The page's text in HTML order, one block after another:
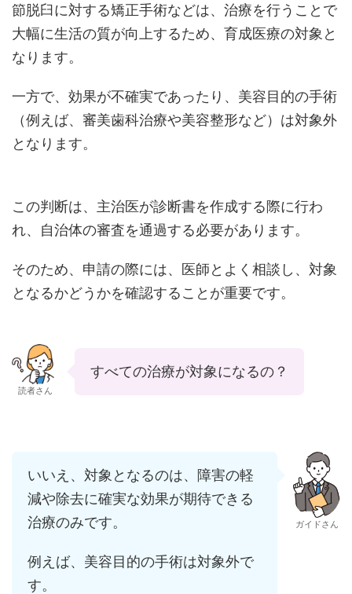
節脱臼に対する矯正手術などは、治療を行うことで
大幅に生活の質が向上するため、育成医療の対象と
なります。
一方で、効果が不確実であったり、美容目的の手術
（例えば、審美歯科治療や美容整形など）は対象外
となります。
この判断は、主治医が診断書を作成する際に行わ
れ、自治体の審査を通過する必要があります。
そのため、申請の際には、医師とよく相談し、対象
となるかどうかを確認することが重要です。
読者さん
すべての治療が対象になるの？
いいえ、対象となるのは、障害の軽
減や除去に確実な効果が期待できる
治療のみです。
例えば、美容目的の手術は対象外で
す。
ガイドさん